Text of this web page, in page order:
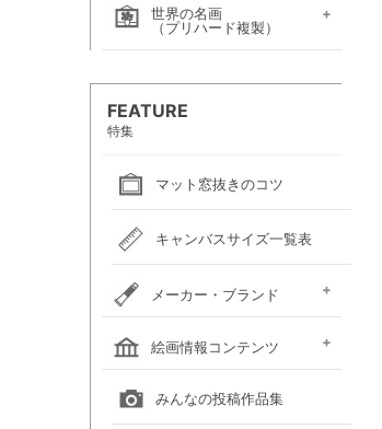
絵画関連書籍
塗り絵
世界の名画
（プリハード複製）
FEATURE
特集
マット窓抜きのコツ
キャンバスサイズ一覧表
メーカー・ブランド
ホルベイン
クサカベ
レンブラント
ヴァンゴッホ
アムステルダム
リキテックス
ウィンザー＆ニュートン
ダーウェント
ターナー色彩
ファーバーカステル
吉祥
ナカガワ胡粉絵具
マルマン
瀬尾製額所
名村大成堂
マルオカ
すべてのメーカー・ブランド
絵画情報コンテンツ
全国の絵画教室一覧
全国の美術館一覧
全国の画廊一覧
みんなの投稿作品集